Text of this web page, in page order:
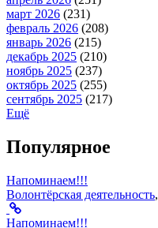
март 2026 (231)
февраль 2026 (208)
январь 2026 (215)
декабрь 2025 (210)
ноябрь 2025 (237)
октябрь 2025 (255)
сентябрь 2025 (217)
Ещё
Популярное
Напоминаем!!!
Волонтёрская деятельность,
Напоминаем!!!